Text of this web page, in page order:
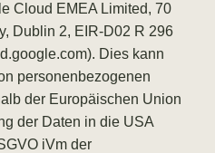
Cloud EMEA Limited, 70
Dublin 2, EIR-D02 R 296
). Dies kann
personenbezogenen
der Europäischen Union
der Daten in die USA
iVm der